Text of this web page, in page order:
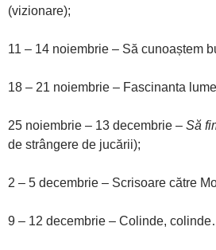
(vizionare);
11 – 14 noiembrie – Să cunoaștem
18 – 21 noiembrie – Fascinanta
25 noiembrie – 13 decembrie – Să
de strângere de jucării);
2 – 5 decembrie – Scrisoare către
9 – 12 decembrie – Colinde,